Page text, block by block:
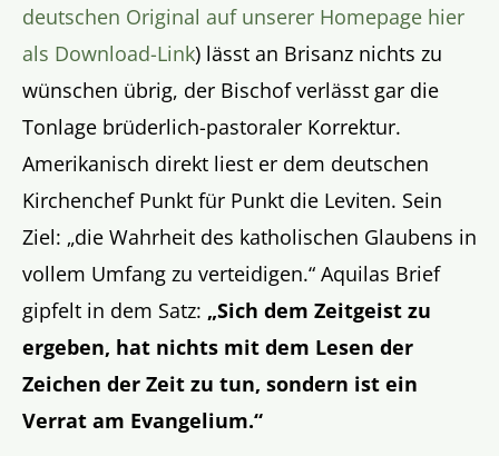
deutschen Original auf unserer Homepage hier
als Download-Link) lässt an Brisanz nichts zu
wünschen übrig, der Bischof verlässt gar die
Tonlage brüderlich-pastoraler Korrektur.
Amerikanisch direkt liest er dem deutschen
Kirchenchef Punkt für Punkt die Leviten. Sein
Ziel: „die Wahrheit des katholischen Glaubens in
vollem Umfang zu verteidigen.“ Aquilas Brief
gipfelt in dem Satz: „Sich dem Zeitgeist zu
ergeben, hat nichts mit dem Lesen der
Zeichen der Zeit zu tun, sondern ist ein
Verrat am Evangelium.“